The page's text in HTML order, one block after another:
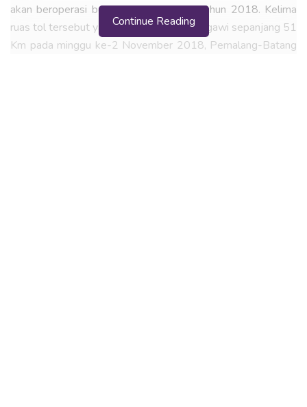
akan beroperasi bertahap hingga akhir tahun 2018. Kelima
ruas tol tersebut yakni ruas Tol Sragen-Ngawi sepanjang 51
Km pada minggu ke-2 November 2018, Pemalang-Batang
Continue Reading